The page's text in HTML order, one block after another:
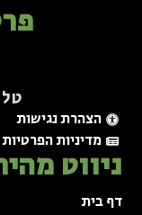
הצהרת נגישות
מדיניות הפרטיות
ניווט
דף בית